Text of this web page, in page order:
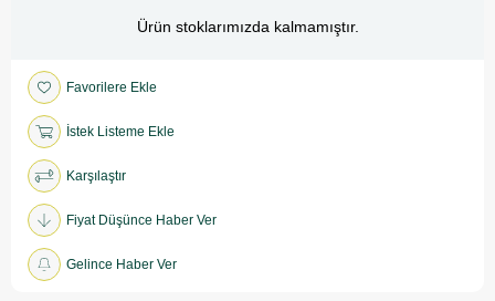
Ürün stoklarımızda kalmamıştır.
Favorilere Ekle
İstek Listeme Ekle
Karşılaştır
Fiyat Düşünce Haber Ver
Gelince Haber Ver